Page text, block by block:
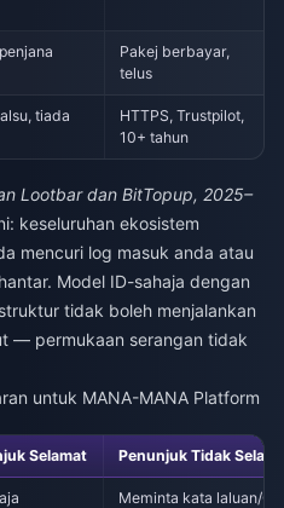
Pakej berbayar,
telus
tiada
HTTPS, Trustpilot,
10+ tahun
Lootbar dan BitTopup, 2025–
keseluruhan ekosistem
mencuri log masuk anda atau
Model ID-sahaja dengan
tidak boleh menjalankan
— permukaan serangan tidak
untuk MANA-MANA Platform
Selamat Penunjuk Tidak
Meminta kata laluan/